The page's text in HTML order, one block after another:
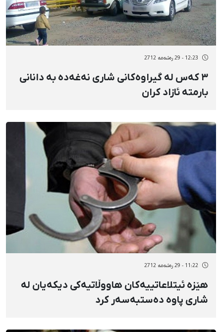
12:23 - 29 رەشەمه 2712
٣ کەس لە گیراوەکانی شاری نەغەدە بە دانانی
بارمتە ئازاد کران
11:22 - 29 رەشەمه 2712
هێزە ئیتلاعاتییەکان هاووڵاتیەکی دیکەیان لە
شاری پاوە دەستبەسەر کرد